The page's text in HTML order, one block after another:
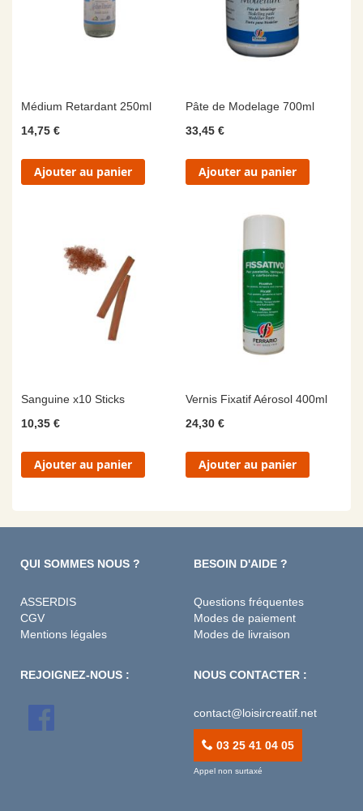
Médium Retardant 250ml
14,75 €
Ajouter au panier
Pâte de Modelage 700ml
33,45 €
Ajouter au panier
Sanguine x10 Sticks
10,35 €
Ajouter au panier
Vernis Fixatif Aérosol 400ml
24,30 €
Ajouter au panier
QUI SOMMES NOUS ?
ASSERDIS
CGV
Mentions légales
BESOIN D'AIDE ?
Questions fréquentes
Modes de paiement
Modes de livraison
REJOIGNEZ-NOUS : NOUS CONTACTER :
contact@loisircreatif.net
03 25 41 04 05
Appel non surtaxé